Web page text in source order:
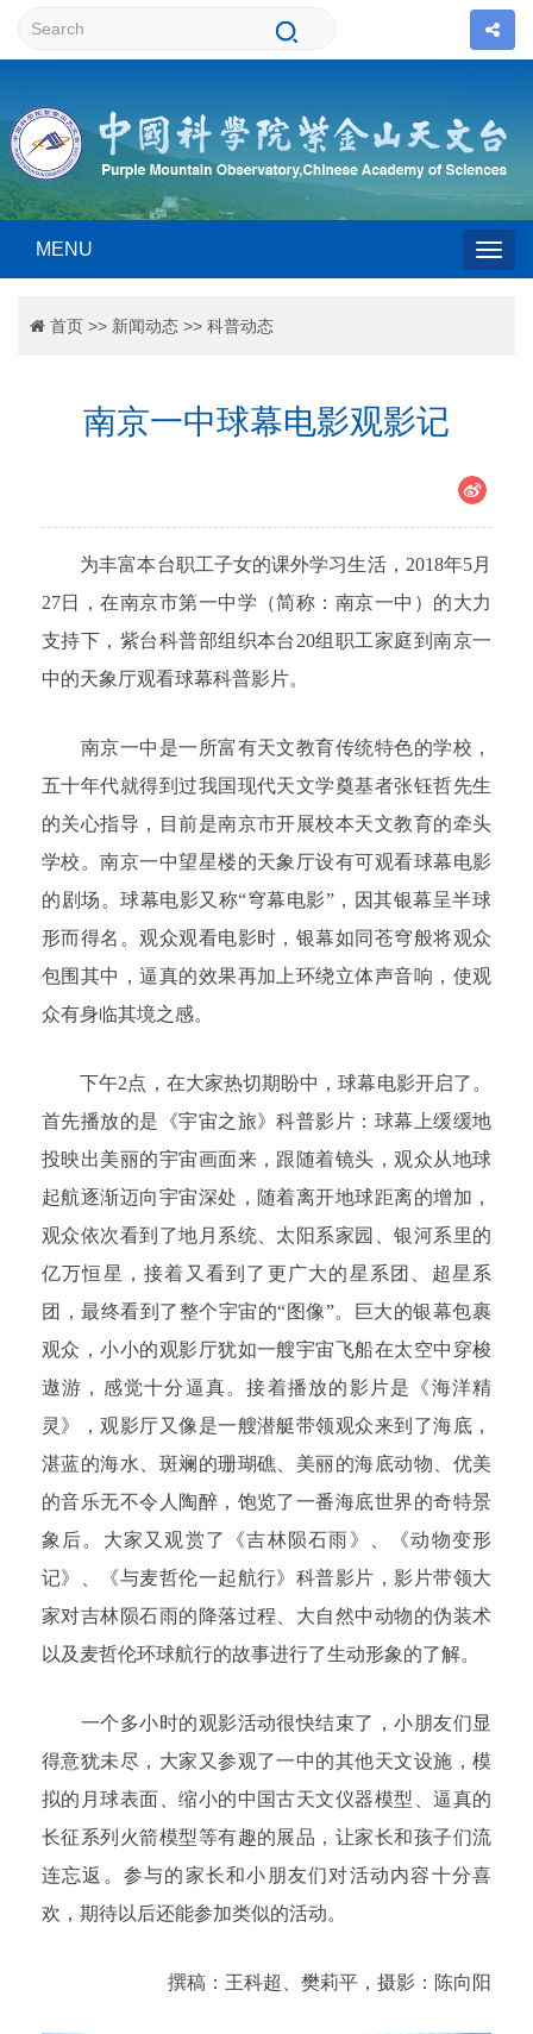
MENU
首页 >> 新闻动态 >> 科普动态
南京一中球幕电影观影记
为丰富本台职工子女的课外学习生活，2018年5月
27日，在南京市第一中学（简称：南京一中）的大力
支持下，紫台科普部组织本台20组职工家庭到南京一
中的天象厅观看球幕科普影片。
南京一中是一所富有天文教育传统特色的学校，
五十年代就得到过我国现代天文学奠基者张钰哲先生
的关心指导，目前是南京市开展校本天文教育的牵头
学校。南京一中望星楼的天象厅设有可观看球幕电影
的剧场。球幕电影又称“穹幕电影”，因其银幕呈半球
形而得名。观众观看电影时，银幕如同苍穹般将观众
包围其中，逼真的效果再加上环绕立体声音响，使观
众有身临其境之感。
下午2点，在大家热切期盼中，球幕电影开启了。
首先播放的是《宇宙之旅》科普影片：球幕上缓缓地
投映出美丽的宇宙画面来，跟随着镜头，观众从地球
起航逐渐迈向宇宙深处，随着离开地球距离的增加，
观众依次看到了地月系统、太阳系家园、银河系里的
亿万恒星，接着又看到了更广大的星系团、超星系
团，最终看到了整个宇宙的“图像”。巨大的银幕包裹
观众，小小的观影厅犹如一艘宇宙飞船在太空中穿梭
遨游，感觉十分逼真。接着播放的影片是《海洋精
灵》，观影厅又像是一艘潜艇带领观众来到了海底，
湛蓝的海水、斑斓的珊瑚礁、美丽的海底动物、优美
的音乐无不令人陶醉，饱览了一番海底世界的奇特景
象后。大家又观赏了《吉林陨石雨》、《动物变形
记》、《与麦哲伦一起航行》科普影片，影片带领大
家对吉林陨石雨的降落过程、大自然中动物的伪装术
以及麦哲伦环球航行的故事进行了生动形象的了解。
一个多小时的观影活动很快结束了，小朋友们显
得意犹未尽，大家又参观了一中的其他天文设施，模
拟的月球表面、缩小的中国古天文仪器模型、逼真的
长征系列火箭模型等有趣的展品，让家长和孩子们流
连忘返。参与的家长和小朋友们对活动内容十分喜
欢，期待以后还能参加类似的活动。
撰稿：王科超、樊莉平，摄影：陈向阳